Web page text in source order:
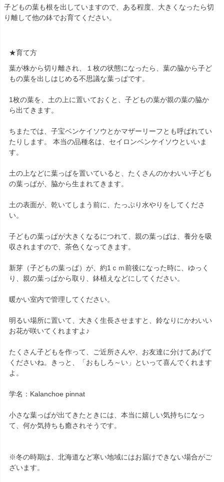
子どもの葉も根を出していますので、ある程度、大きくなったら切
り離して他の鉢でお育てください。
★育て方
葉が株から切り離され、１枚の状態になったら、葉の脇から子ど
もの葉を出しはじめる不思議な葉っぱです。
1枚の葉を、土の上に置いておくと、子どもの葉が親の葉の脇か
ら出てきます。
ちまたでは、子宝ベンケイソウとかマザーリーフとも呼ばれてい
たりします。 本当の品種名は、セイロンベンケイソウといいま
す。
土の上などに葉っぱを置いていると、たくさんのかわいい子ども
の葉っぱが、脇から生まれてきます。
土の表面が、乾いてしまう前に、たっぷり水やりをしてくださ
い。
子どもの葉っぱが大きくなるにつれて、親の葉っぱは、養分を吸
収されますので、茶色くなってきます。
新芽（子どもの葉っぱ）が、約1ｃｍ前後になった時に、ゆっく
り、親の葉っぱから取り、鉢植えなどにしてください。
暖かい室内で管理してください。
明るい場所に置いて、大きく生長させますと、鈴なりにかわいい
お花が咲いてくれますよ♪
たくさん子どもを作って、ご近所さんや、お友達に分けてあげて
くださいね。きっと、「おもしろ～い」といって喜んでくれます
よ。
学名：Kalanchoe pinnat
小さな葉っぱが出てきたときには、本当に嬉しい気持ちになっ
て、何か気持ちも癒されそうです。
※冬の時期は、北海道など寒い地域にはお届けできない場合がご
ざいます。